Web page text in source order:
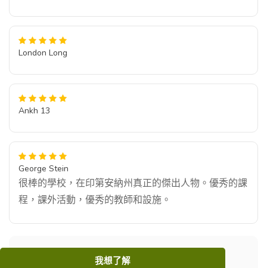
London Long
Ankh 13
George Stein
很棒的學校，在印第安納州真正的傑出人物。優秀的課
程，課外活動，優秀的教師和設施。
我想了解